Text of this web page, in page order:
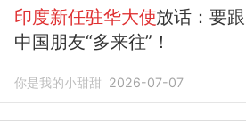
印度新任驻华大使放话：要跟
中国朋友“多来往”！
你是我的小甜甜 2026-07-07